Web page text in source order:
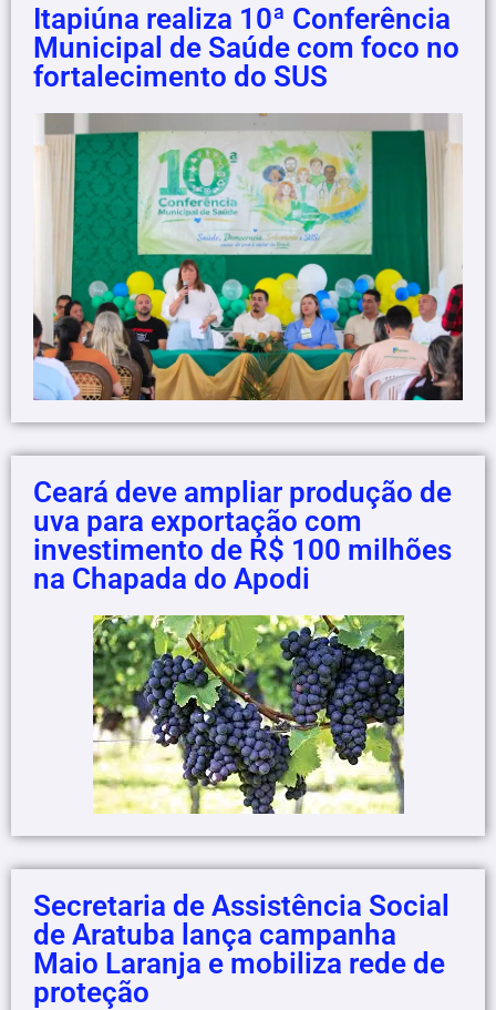
Itapiúna realiza 10ª Conferência
Municipal de Saúde com foco no
fortalecimento do SUS
Ceará deve ampliar produção de
uva para exportação com
investimento de R$ 100 milhões
na Chapada do Apodi
Secretaria de Assistência Social
de Aratuba lança campanha
Maio Laranja e mobiliza rede de
proteção